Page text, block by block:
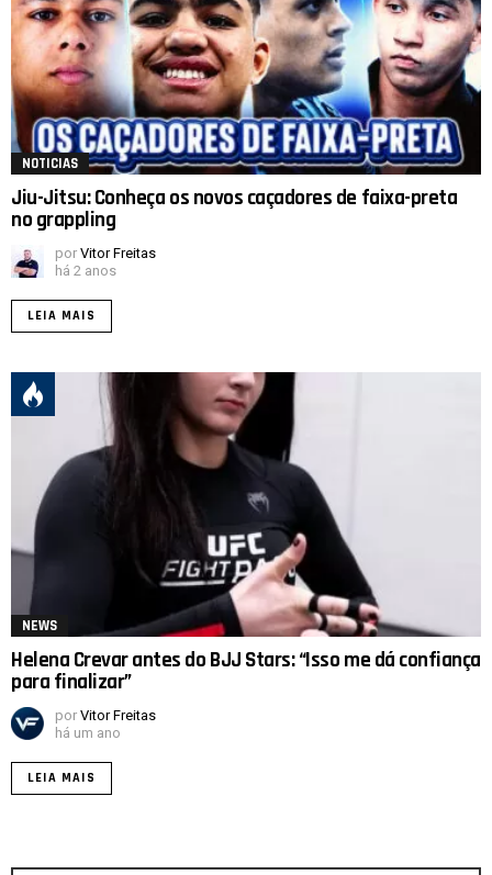
NOTICIAS
Jiu-Jitsu: Conheça os novos caçadores de faixa-preta
no grappling
por Vitor Freitas
há 2 anos
LEIA MAIS
NEWS
Helena Crevar antes do BJJ Stars: “Isso me dá confiança
para finalizar”
por Vitor Freitas
há um ano
LEIA MAIS